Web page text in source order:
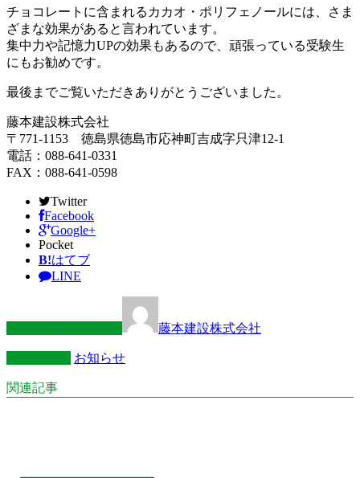
チョコレートに含まれるカカオ・ポリフェノールには、さま
ざまな効果があると言われています。
集中力や記憶力UPの効果もあるので、頑張っている受験生
にもお勧めです。
最後までご覧いただきありがとうございました。
藤本建設株式会社
〒771-1153 徳島県徳島市応神町吉成字只津12-1
電話：088-641-0331
FAX：088-641-0598
Twitter
Facebook
Google+
Pocket
B!はてブ
LINE
藤本建設株式会社
お知らせ
関連記事